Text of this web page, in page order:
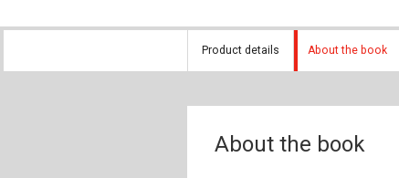
Product details About the book
About the book